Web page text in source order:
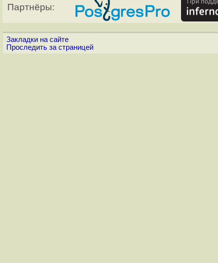
Партнёры:
Закладки на сайте
Проследить за страницей